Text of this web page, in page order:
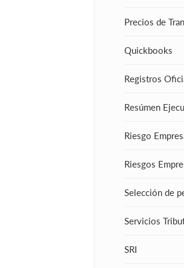
Precios de
Quickbooks
Registros
Resúmen
Riesgo
Riesgos
Selección de
Servicios
SRI